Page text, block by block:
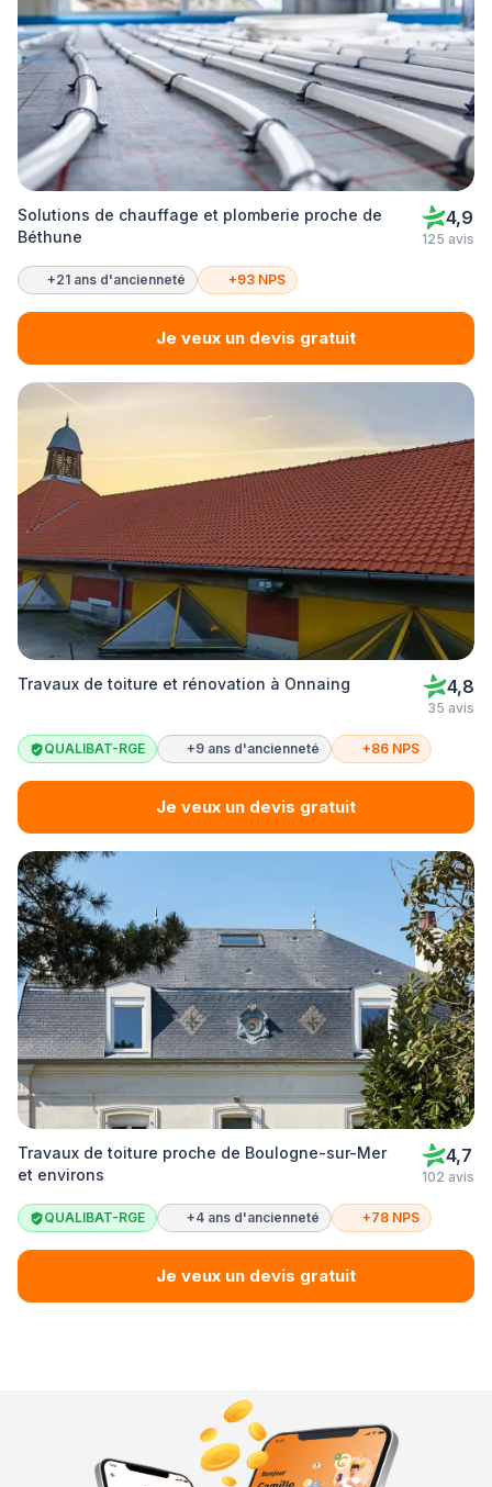
Solutions de chauffage et plomberie proche de
Béthune
4,9
125 avis
+21 ans d'ancienneté +93 NPS
Je veux un devis gratuit
Travaux de toiture et rénovation à Onnaing 4,8
35 avis
QUALIBAT-RGE +9 ans d'ancienneté +86 NPS
Je veux un devis gratuit
Travaux de toiture proche de Boulogne-sur-Mer
et environs
4,7
102 avis
QUALIBAT-RGE +4 ans d'ancienneté +78 NPS
Je veux un devis gratuit